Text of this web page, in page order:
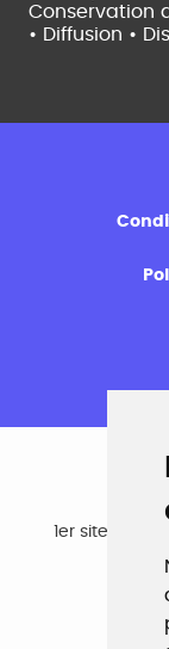
Conservation
• Diffusion •
1er site